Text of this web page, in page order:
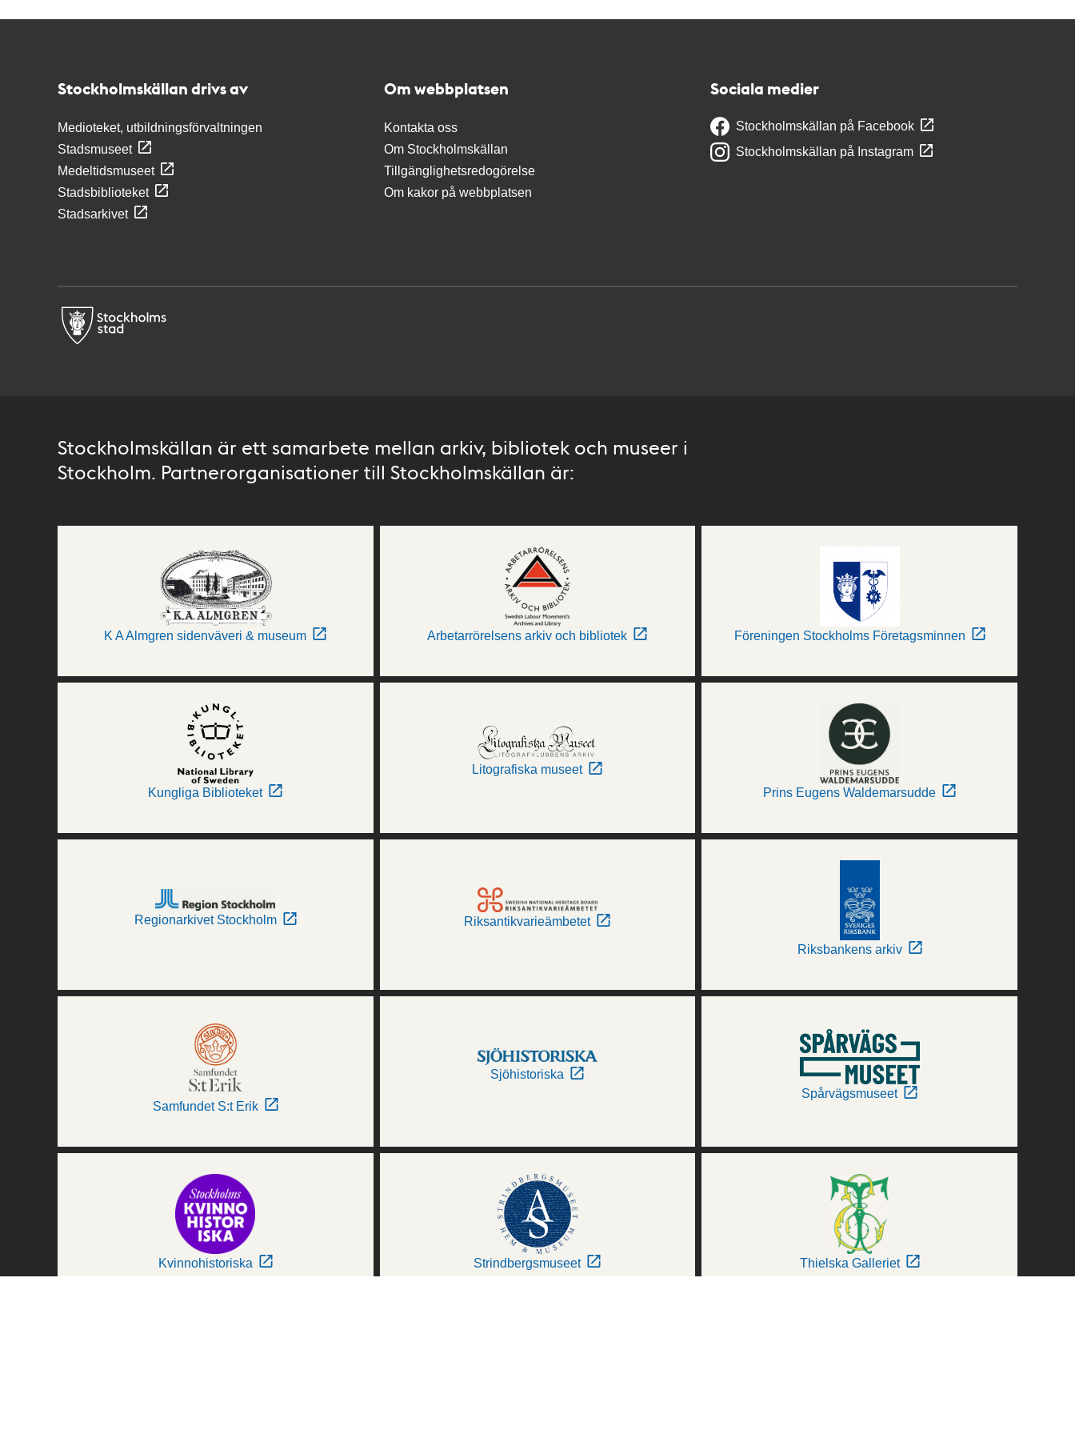
Stockholmskällan drivs av
Medioteket, utbildningsförvaltningen
Stadsmuseet
Medeltidsmuseet
Stadsbiblioteket
Stadsarkivet
Om webbplatsen
Kontakta oss
Om Stockholmskällan
Tillgänglighetsredogörelse
Om kakor på webbplatsen
Sociala medier
Stockholmskällan på Facebook
Stockholmskällan på Instagram
Stockholmskällan är ett samarbete mellan arkiv, bibliotek och museer i
Stockholm. Partnerorganisationer till Stockholmskällan är:
K A Almgren sidenväveri & museum Arbetarrörelsens arkiv och bibliotek Föreningen Stockholms Företagsminnen
Kungliga Biblioteket
Litografiska museet
Prins Eugens Waldemarsudde
Regionarkivet Stockholm Riksantikvarieämbetet
Riksbankens arkiv
Samfundet S:t Erik
Sjöhistoriska
Spårvägsmuseet
Kvinnohistoriska Strindbergsmuseet Thielska Galleriet